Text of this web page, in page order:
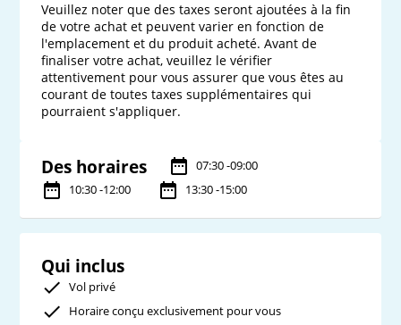
Veuillez noter que des taxes seront ajoutées à la fin
de votre achat et peuvent varier en fonction de
l'emplacement et du produit acheté. Avant de
finaliser votre achat, veuillez le vérifier
attentivement pour vous assurer que vous êtes au
courant de toutes taxes supplémentaires qui
Des horaires
07:30 -09:00
10:30 -12:00
13:30 -15:00
Qui inclus
Vol privé
Horaire conçu exclusivement pour vous